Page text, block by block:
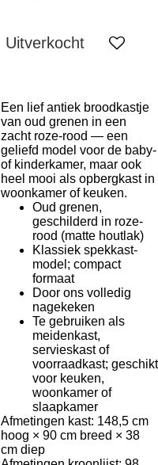
Uitverkocht
Een lief antiek broodkastje
van oud grenen in een
zacht roze-rood — een
geliefd model voor de baby-
of kinderkamer, maar ook
heel mooi als opbergkast in
woonkamer of keuken.
Oud grenen,
geschilderd in roze-
rood (matte houtlak)
Klassiek spekkast-
model; compact
formaat
Door ons volledig
nagekeken
Te gebruiken als
meidenkast,
servieskast of
voorraadkast; geschikt
voor keuken,
woonkamer of
slaapkamer
Afmetingen kast: 148,5 cm
hoog × 90 cm breed × 38
cm diep